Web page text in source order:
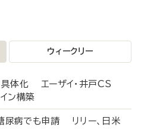
ウィークリー
体化 エーザイ・井戸CS
ン構築
尿病でも申請 リリー、日米